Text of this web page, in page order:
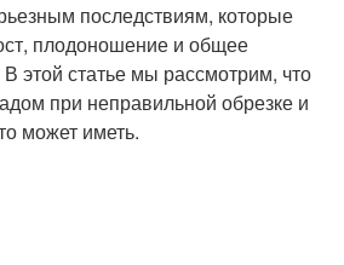
последствиям, которые
плодоношение и общее
этой статье мы рассмотрим, что
при неправильной обрезке и
может иметь.